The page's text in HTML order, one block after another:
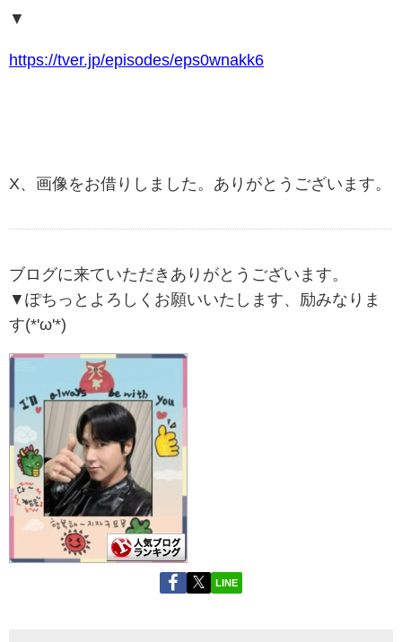
▼
https://tver.jp/episodes/eps0wnakk6
X、画像をお借りしました。ありがとうございます。
ブログに来ていただきありがとうございます。
▼ぽちっとよろしくお願いいたします、励みなりま
す(*'ω'*)
LINE